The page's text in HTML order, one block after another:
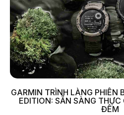
GARMIN TRÌNH LÀNG PHIÊN
EDITION: SẴN SÀNG THỰC
ĐÊM